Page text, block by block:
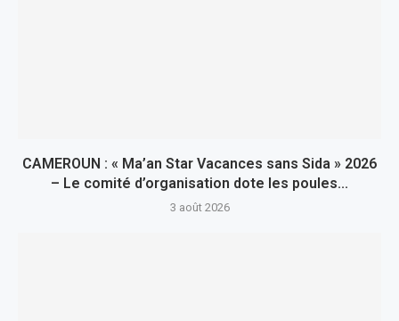
CAMEROUN : « Ma’an Star Vacances sans Sida » 2026
– Le comité d’organisation dote les poules...
3 août 2026